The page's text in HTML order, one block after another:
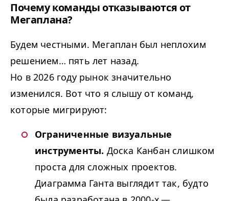
Почему команды отказываются от
Мегаплана?
Будем честными. Мегаплан был неплохим
решением… пять лет назад.
Но в 2026 году рынок значительно
изменился. Вот что я слышу от команд,
которые мигрируют:
Ограниченные визуальные
инструменты. Доска Канбан слишком
проста для сложных проектов.
Диаграмма Ганта выглядит так, будто